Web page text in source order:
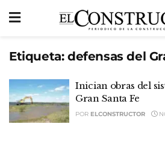
Etiqueta: defensas del
Inician obras del
Gran Santa Fe
POR ELCONSTRUCTOR